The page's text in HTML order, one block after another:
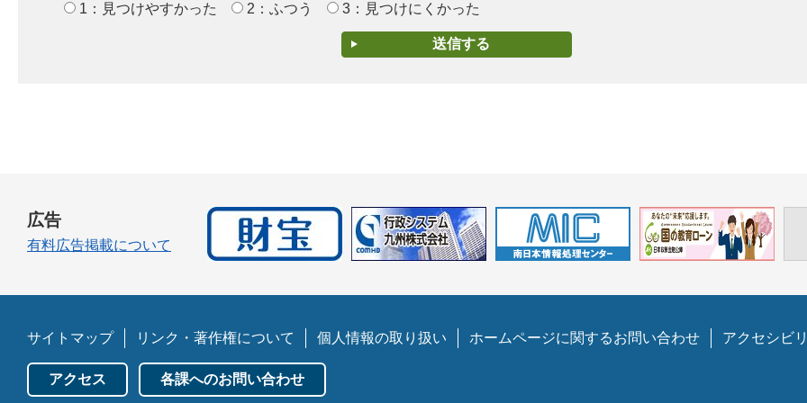
1：見つけやすかった 2：ふつう 3：見つけにくかった
広告
有料広告掲載について
サイトマップ リンク・著作権について 個人情報の取り扱い ホームページに関するお問い合わせ アクセシビ
アクセス 各課へのお問い合わせ